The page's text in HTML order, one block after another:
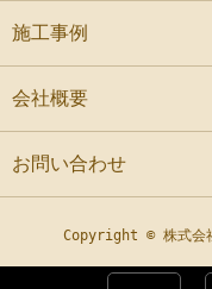
施工事例
会社概要
お問い合わせ
Copyright © 株式会